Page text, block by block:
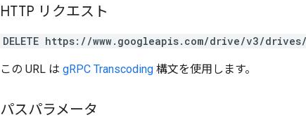
HTTP リクエスト
DELETE https://www.googleapis.com/drive/v3/
この URL は gRPC Transcoding 構文を使用します。
パスパラメータ